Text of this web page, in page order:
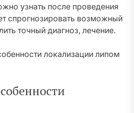
узнать после проведения
спрогнозировать возможный
точный диагноз, лечение.